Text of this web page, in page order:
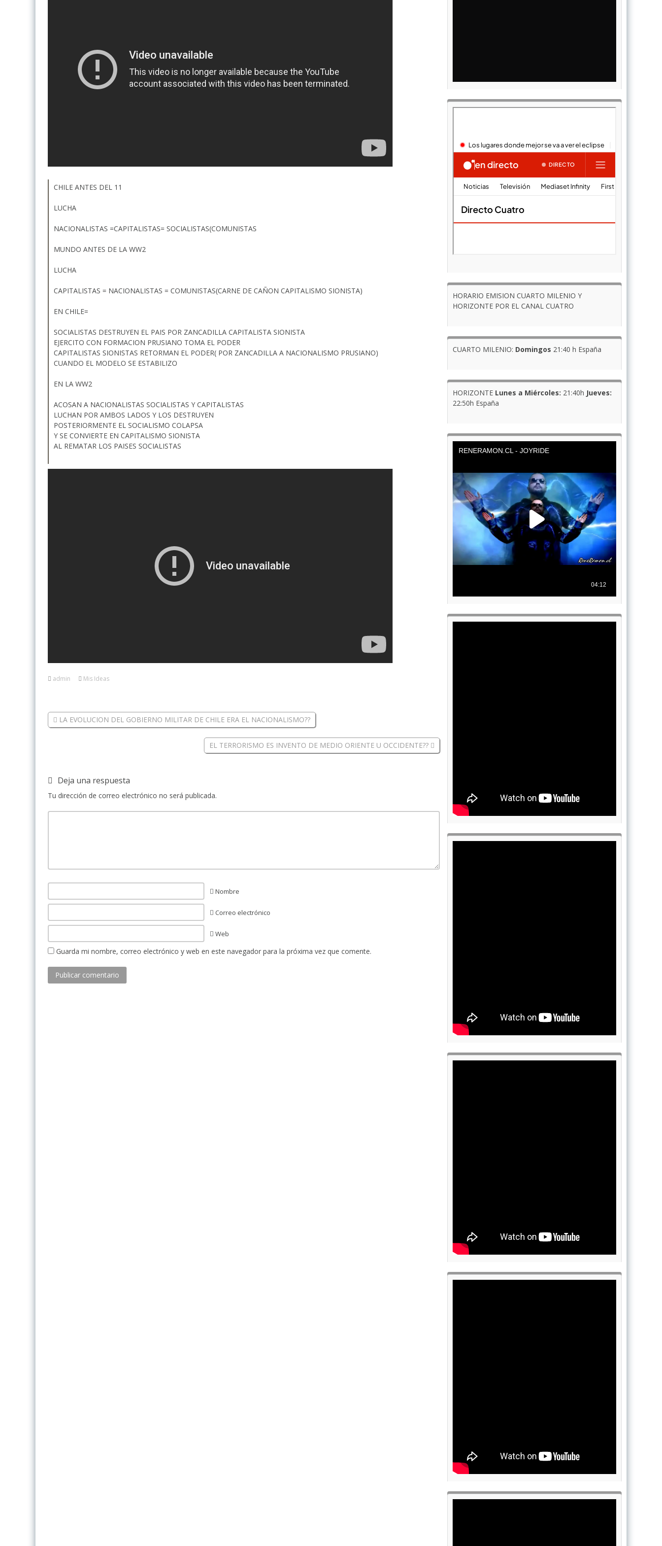
CHILE ANTES DEL 11
LUCHA
NACIONALISTAS =CAPITALISTAS= SOCIALISTAS(COMUNISTAS
MUNDO ANTES DE LA WW2
LUCHA
CAPITALISTAS = NACIONALISTAS = COMUNISTAS(CARNE DE CAÑON CAPITALISMO SIONISTA)
EN CHILE=
SOCIALISTAS DESTRUYEN EL PAIS POR ZANCADILLA CAPITALISTA SIONISTA
EJERCITO CON FORMACION PRUSIANO TOMA EL PODER
CAPITALISTAS SIONISTAS RETORMAN EL PODER( POR ZANCADILLA A NACIONALISMO PRUSIANO)
CUANDO EL MODELO SE ESTABILIZO
EN LA WW2
ACOSAN A NACIONALISTAS SOCIALISTAS Y CAPITALISTAS
LUCHAN POR AMBOS LADOS Y LOS DESTRUYEN
POSTERIORMENTE EL SOCIALISMO COLAPSA
Y SE CONVIERTE EN CAPITALISMO SIONISTA
AL REMATAR LOS PAISES SOCIALISTAS
admin Mis Ideas
LA EVOLUCION DEL GOBIERNO MILITAR DE CHILE ERA EL NACIONALISMO??
EL TERRORISMO ES INVENTO DE MEDIO ORIENTE U OCCIDENTE??
Deja una respuesta
Tu dirección de correo electrónico no será publicada.
Nombre
Correo electrónico
Web
Guarda mi nombre, correo electrónico y web en este navegador para la próxima vez que comente.
HORARIO EMISION CUARTO MILENIO Y
HORIZONTE POR EL CANAL CUATRO
CUARTO MILENIO: Domingos 21:40 h España
HORIZONTE Lunes a Miércoles: 21:40h Jueves:
22:50h España